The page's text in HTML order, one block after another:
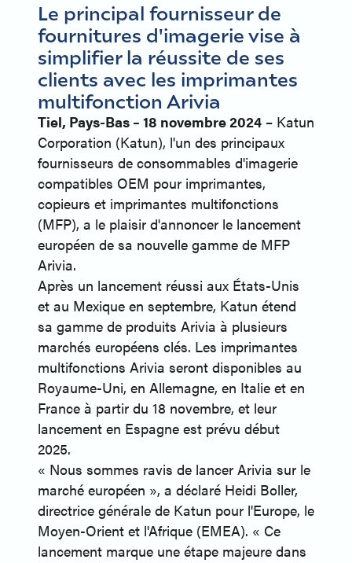
Le principal fournisseur de
fournitures d'imagerie vise à
simplifier la réussite de ses
clients avec les imprimantes
multifonction Arivia
Tiel, Pays-Bas – 18 novembre 2024 – Katun
Corporation (Katun), l'un des principaux
fournisseurs de consommables d'imagerie
compatibles OEM pour imprimantes,
copieurs et imprimantes multifonctions
(MFP), a le plaisir d'annoncer le lancement
européen de sa nouvelle gamme de MFP
Arivia.
Après un lancement réussi aux États-Unis
et au Mexique en septembre, Katun étend
sa gamme de produits Arivia à plusieurs
marchés européens clés. Les imprimantes
multifonctions Arivia seront disponibles au
Royaume-Uni, en Allemagne, en Italie et en
France à partir du 18 novembre, et leur
lancement en Espagne est prévu début
2025.
« Nous sommes ravis de lancer Arivia sur le
marché européen », a déclaré Heidi Boller,
directrice générale de Katun pour l'Europe, le
Moyen-Orient et l'Afrique (EMEA). « Ce
lancement marque une étape majeure dans